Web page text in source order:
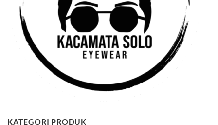
KATEGORI PRODUK